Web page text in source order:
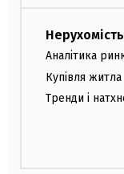
Нерухомість
Аналітика
Купівля житла
Тренди і